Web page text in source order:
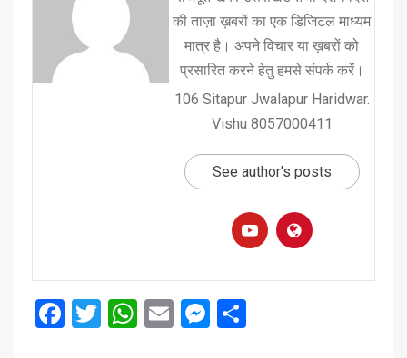
की ताज़ा ख़बरों का एक डिजिटल माध्यम
मात्र है। अपने विचार या ख़बरों को
प्रसारित करने हेतु हमसे संपर्क करें।
106 Sitapur Jwalapur Haridwar.
Vishu 8057000411
See author's posts
Facebook
Twitter
WhatsApp
EmailMessenger